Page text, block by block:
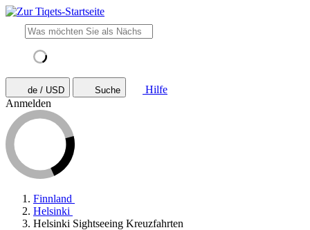
de / USD Suche
Hilfe
Anmelden
Finnland
Helsinki
Helsinki Sightseeing Kreuzfahrten